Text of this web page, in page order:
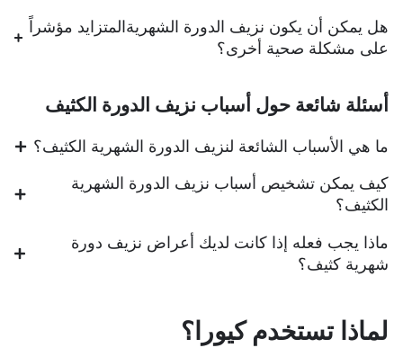
هل يمكن أن يكون نزيف الدورة الشهريةالمتزايد مؤشراً
على مشكلة صحية أخرى؟
أسئلة شائعة حول أسباب نزيف الدورة الكثيف
ما هي الأسباب الشائعة لنزيف الدورة الشهرية الكثيف؟
كيف يمكن تشخيص أسباب نزيف الدورة الشهرية
الكثيف؟
ماذا يجب فعله إذا كانت لديك أعراض نزيف دورة
شهرية كثيف؟
لماذا تستخدم كيورا؟